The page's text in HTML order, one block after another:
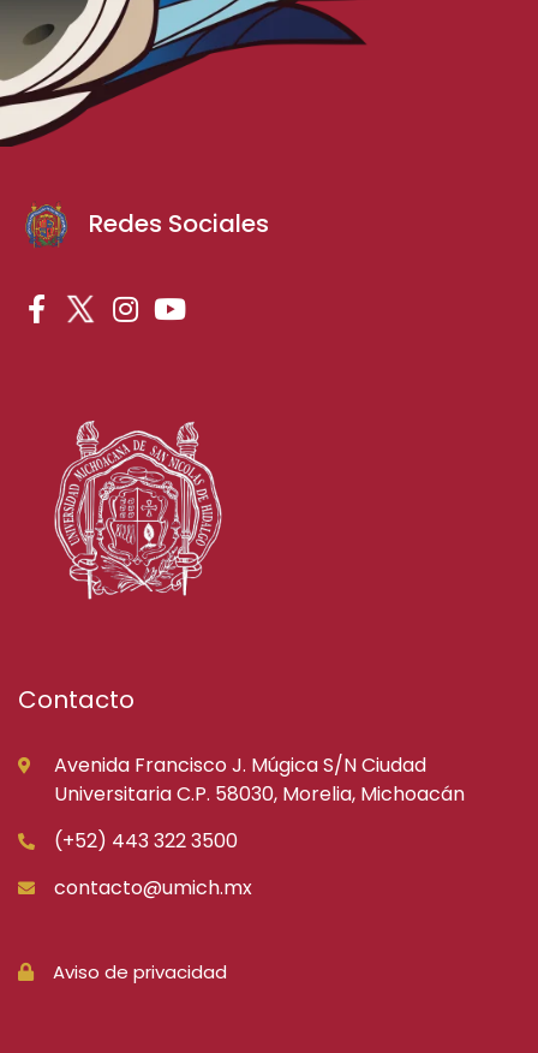
Redes Sociales
Contacto
Avenida Francisco J. Múgica S/N Ciudad
Universitaria C.P. 58030, Morelia, Michoacán
(+52) 443 322 3500
contacto@umich.mx
Aviso de privacidad